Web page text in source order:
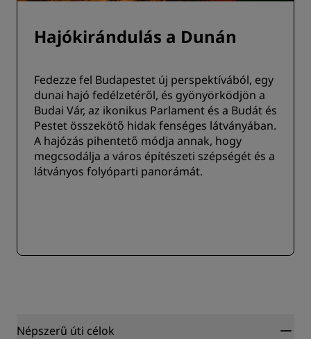
Hajókirándulás a Dunán
Fedezze fel Budapestet új perspektívából, egy
dunai hajó fedélzetéről, és gyönyörködjön a
Budai Vár, az ikonikus Parlament és a Budát és
Pestet összekötő hidak fenséges látványában.
A hajózás pihentető módja annak, hogy
megcsodálja a város építészeti szépségét és a
látványos folyóparti panorámát.
Népszerű úti célok